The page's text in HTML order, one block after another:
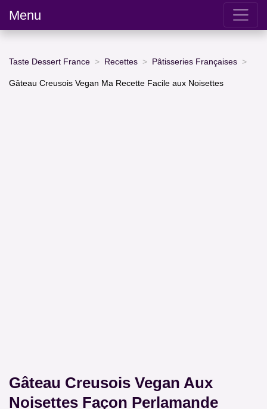
Menu
Taste Dessert France Recettes Pâtisseries Françaises
Gâteau Creusois Vegan Ma Recette Facile aux Noisettes
Gâteau Creusois Vegan Aux
Noisettes Façon Perlamande